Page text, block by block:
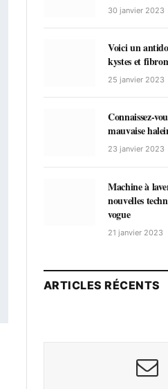
30 janvier 2023
Voici un
kystes et
25 janvier 2023
Connaissez-
mauvaise
23 janvier 2023
Machine à
nouvelles
vogue
21 janvier 2023
ARTICLES RÉCENTS